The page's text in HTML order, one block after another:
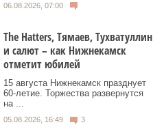
06.08.2026, 07:00
Тhe Нatters, Тямаев, Тухватуллин
и салют – как Нижнекамск
отметит юбилей
15 августа Нижнекамск празднует
60‑летие. Торжества развернутся
на ...
05.08.2026, 16:49 3